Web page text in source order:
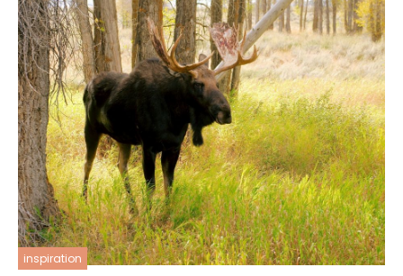
inspiration